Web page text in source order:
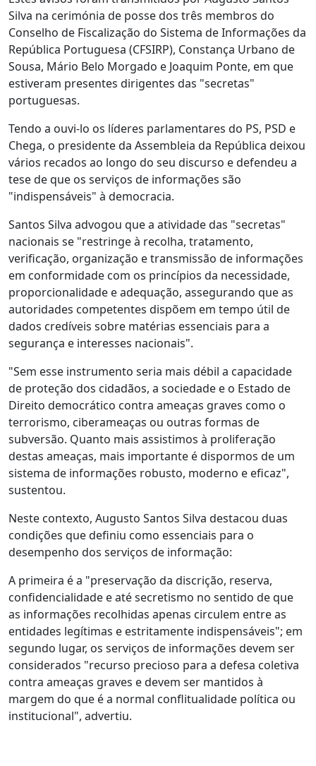
Silva na cerimónia de posse dos três membros do
Conselho de Fiscalização do Sistema de Informações da
República Portuguesa (CFSIRP), Constança Urbano de
Sousa, Mário Belo Morgado e Joaquim Ponte, em que
estiveram presentes dirigentes das "secretas"
portuguesas.
Tendo a ouvi-lo os líderes parlamentares do PS, PSD e
Chega, o presidente da Assembleia da República deixou
vários recados ao longo do seu discurso e defendeu a
tese de que os serviços de informações são
"indispensáveis" à democracia.
Santos Silva advogou que a atividade das "secretas"
nacionais se "restringe à recolha, tratamento,
verificação, organização e transmissão de informações
em conformidade com os princípios da necessidade,
proporcionalidade e adequação, assegurando que as
autoridades competentes dispõem em tempo útil de
dados credíveis sobre matérias essenciais para a
segurança e interesses nacionais".
"Sem esse instrumento seria mais débil a capacidade
de proteção dos cidadãos, a sociedade e o Estado de
Direito democrático contra ameaças graves como o
terrorismo, ciberameaças ou outras formas de
subversão. Quanto mais assistimos à proliferação
destas ameaças, mais importante é dispormos de um
sistema de informações robusto, moderno e eficaz",
sustentou.
Neste contexto, Augusto Santos Silva destacou duas
condições que definiu como essenciais para o
desempenho dos serviços de informação:
A primeira é a "preservação da discrição, reserva,
confidencialidade e até secretismo no sentido de que
as informações recolhidas apenas circulem entre as
entidades legítimas e estritamente indispensáveis"; em
segundo lugar, os serviços de informações devem ser
considerados "recurso precioso para a defesa coletiva
contra ameaças graves e devem ser mantidos à
margem do que é a normal conflitualidade política ou
institucional", advertiu.